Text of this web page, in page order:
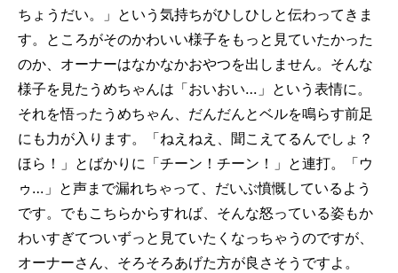
ちょうだい。」という気持ちがひしひしと伝わってきま
す。ところがそのかわいい様子をもっと見ていたかった
のか、オーナーはなかなかおやつを出しません。そんな
様子を見たうめちゃんは「おいおい…」という表情に。
それを悟ったうめちゃん、だんだんとベルを鳴らす前足
にも力が入ります。「ねえねえ、聞こえてるんでしょ？
ほら！」とばかりに「チーン！チーン！」と連打。「ウ
ゥ…」と声まで漏れちゃって、だいぶ憤慨しているよう
です。でもこちらからすれば、そんな怒っている姿もか
わいすぎてついずっと見ていたくなっちゃうのですが、
オーナーさん、そろそろあげた方が良さそうですよ。